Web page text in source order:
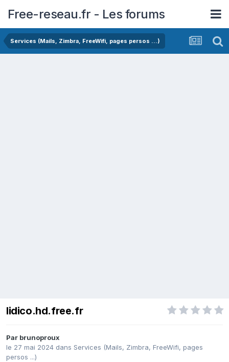
Free-reseau.fr - Les forums
Services (Mails, Zimbra, FreeWifi, pages persos ...)
lidico.hd.free.fr
Par brunoproux
le 27 mai 2024 dans Services (Mails, Zimbra, FreeWifi, pages
persos ...)